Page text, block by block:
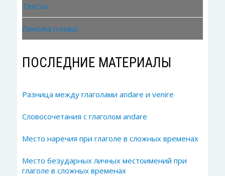
Тексты
Лексика (слова)
ПОСЛЕДНИЕ МАТЕРИАЛЫ
Разница между глаголами andare и venire
Словосочетания с глаголом andare
Место наречия при глаголе в сложных временах
Место безударных личных местоимений при
глаголе в сложных временах